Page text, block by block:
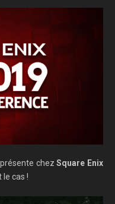
chezSquare Enix
cas !